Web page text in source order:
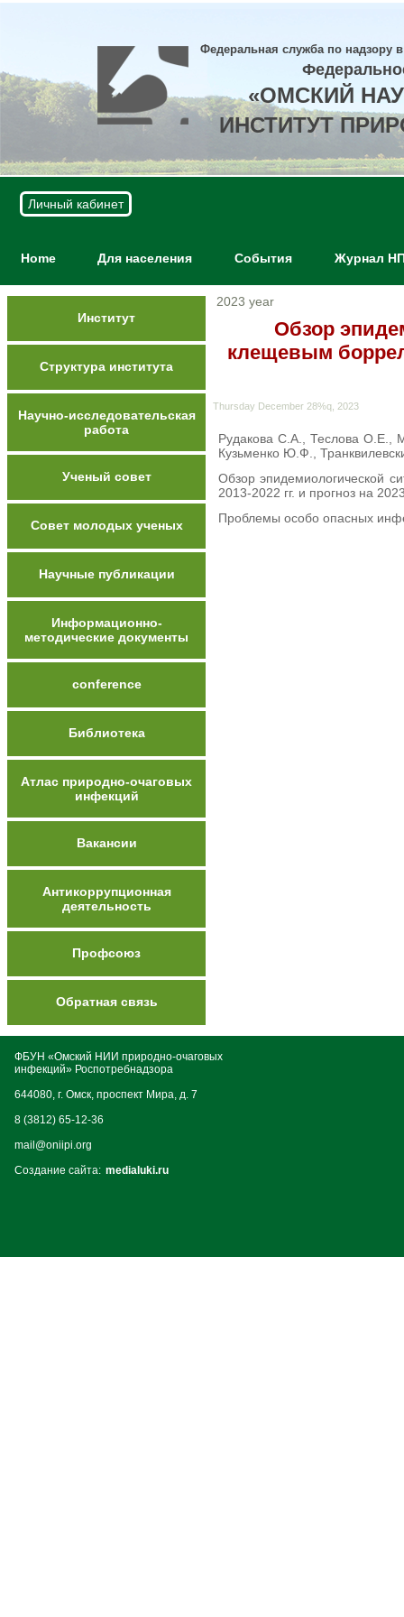
Федеральная служба по надзору
«ОМСКИЙ
ИНСТИТУТ
Личный кабинет
Home Для населения События Журнал
Институт
Структура института
Научно-исследовательская
работа
Ученый совет
Совет молодых ученых
Научные публикации
Информационно-
методические документы
conference
Библиотека
Атлас природно-очаговых
инфекций
Вакансии
Антикоррупционная
деятельность
Профсоюз
Обратная связь
2023 year
Обзор
клещевым
Thursday December 28%q, 2023
Рудакова С.А., Теслова О.Е.,
Кузьменко Ю.Ф.,
Обзор эпидемиологической
2013-2022 гг. и прогноз на
Проблемы особо опасных
ФБУН «Омский НИИ природно-очаговых
инфекций» Роспотребнадзора
644080, г. Омск, проспект Мира, д. 7
8 (3812) 65-12-36
mail@oniipi.org
Создание сайта: medialuki.ru